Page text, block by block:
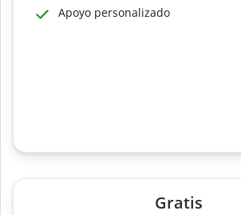
Apoyo personalizado
Gratis